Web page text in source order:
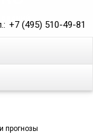
+7 (495) 510-49-81
прогнозы